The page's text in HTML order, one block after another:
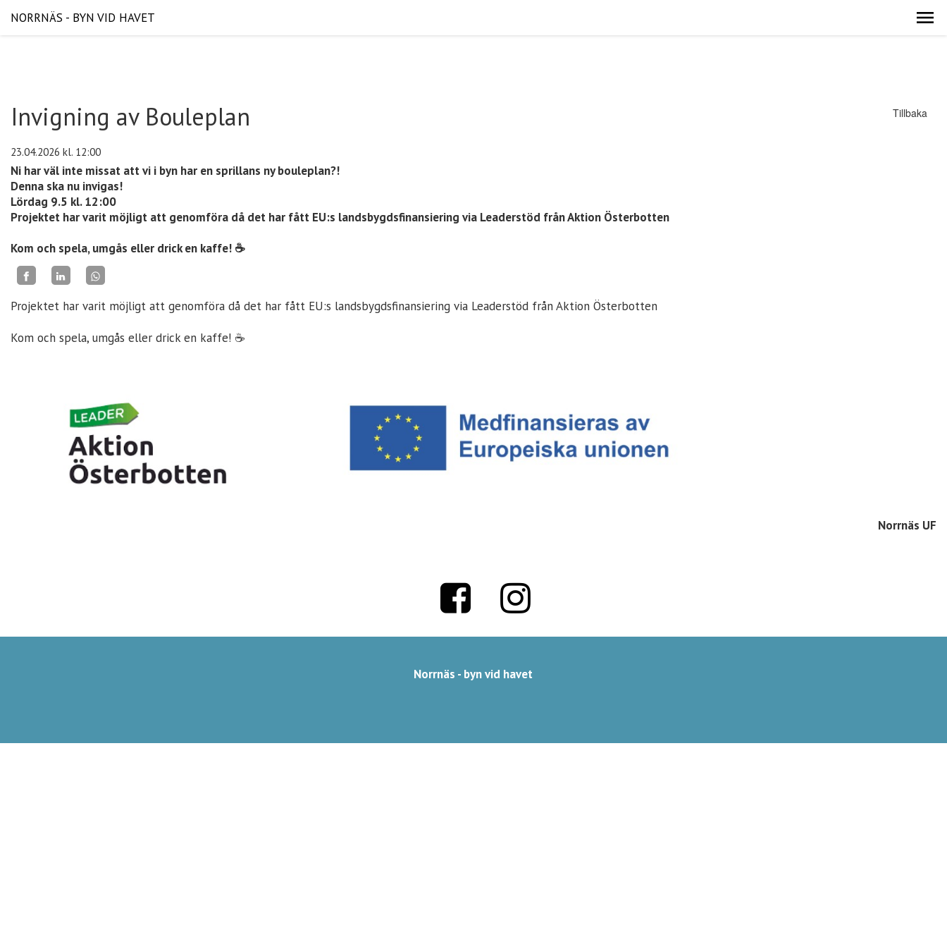
NORRNÄS - BYN VID HAVET
Tillbaka
Invigning av Bouleplan
23.04.2026 kl. 12:00
Ni har väl inte missat att vi i byn har en sprillans ny bouleplan?!
Denna ska nu invigas!
Lördag 9.5 kl. 12:00
Projektet har varit möjligt att genomföra då det har fått EU:s landsbygdsfinansiering via Leaderstöd från Aktion Österbotten
Kom och spela, umgås eller drick en kaffe! ☕️
Projektet har varit möjligt att genomföra då det har fått EU:s landsbygdsfinansiering via Leaderstöd från Aktion Österbotten
Kom och spela, umgås eller drick en kaffe! ☕️
Norrnäs UF
Norrnäs - byn vid havet